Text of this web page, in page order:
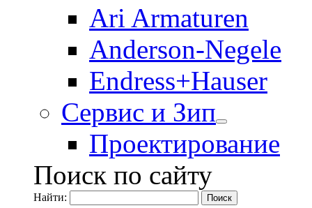
Ari Armaturen
Anderson-Negele
Endress+Hauser
Сервис и Зип
Проектирование
Поиск по сайту
Найти: